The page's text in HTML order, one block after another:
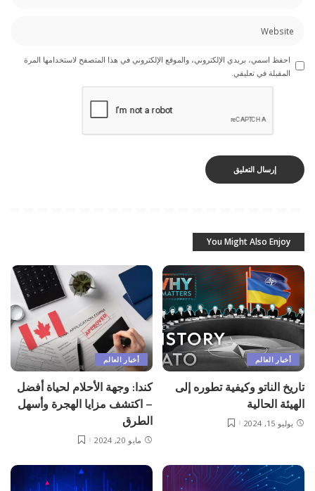
احفظ اسمي، بريدي الإلكتروني، والموقع الإلكتروني في هذا المتصفح لاستخدامها المرة
المقبلة في تعليقي.
You Might Also Enjoy
أخبار العالم
تاريخ الناتو وكيفية تطوره إلى
الهيئة الحالية
يوليو 15, 2024
أخبار العالم
كندا: وجهة الأحلام لحياة أفضل
– اكتشف مزايا الهجرة وأسهل
الطرق
مايو 20, 2024